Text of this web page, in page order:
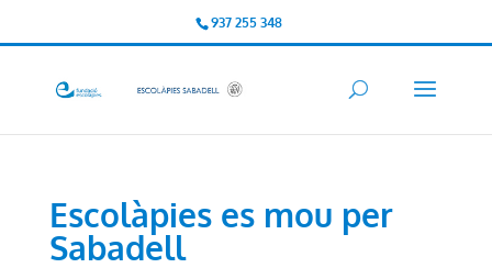
937 255 348
Escolàpies es mou per
Sabadell